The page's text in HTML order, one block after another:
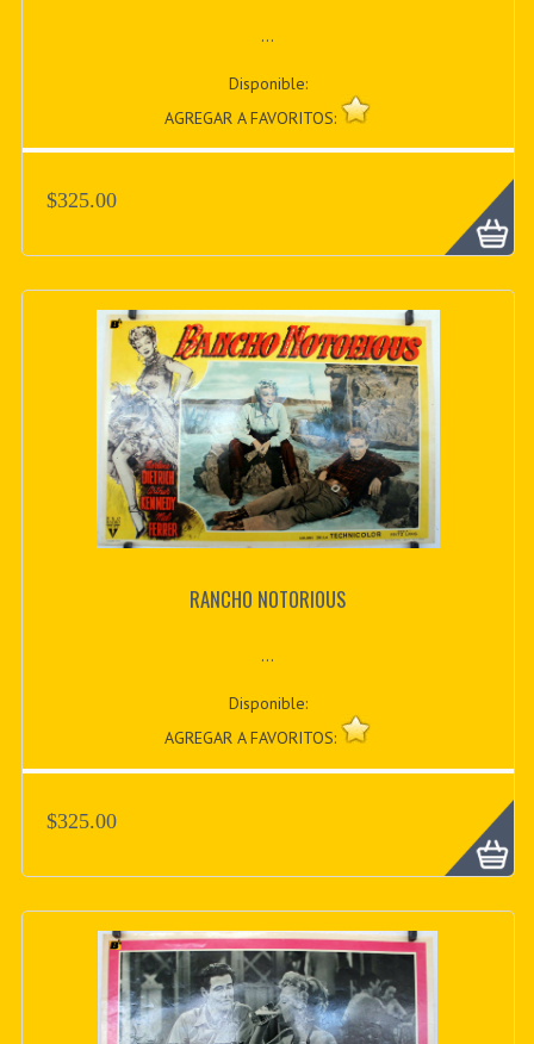
...
Disponible:
AGREGAR A FAVORITOS:
$325.00
RANCHO NOTORIOUS
...
Disponible:
AGREGAR A FAVORITOS:
$325.00